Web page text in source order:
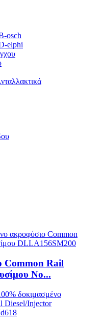
osch
elphi
Common Rail
No...